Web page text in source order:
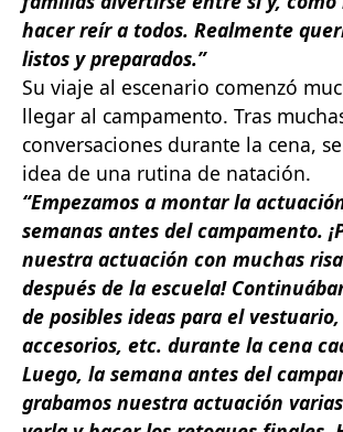
hacer reír a todos. Realmente
listos y preparados.”
Su viaje al escenario comenzó
llegar al campamento. Tras
conversaciones durante la cena,
idea de una rutina de natación.
“Empezamos a montar la
semanas antes del campamento.
nuestra actuación con muchas
después de la escuela!
de posibles ideas para el
accesorios, etc. durante la cena
Luego, la semana antes del
grabamos nuestra actuación